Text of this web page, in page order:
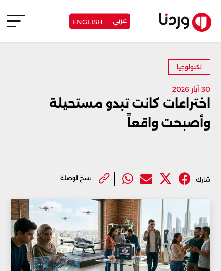
عربي ENGLISH
تكنولوجيا
30 أيار 2026
اختراعات كانت تبدو مستحيلة
وأصبحت واقعاً
شارك نسخ الوصلة